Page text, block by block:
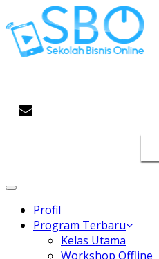
Toggle
Profil
Program Terbaru
Kelas Utama
Workshop Offline